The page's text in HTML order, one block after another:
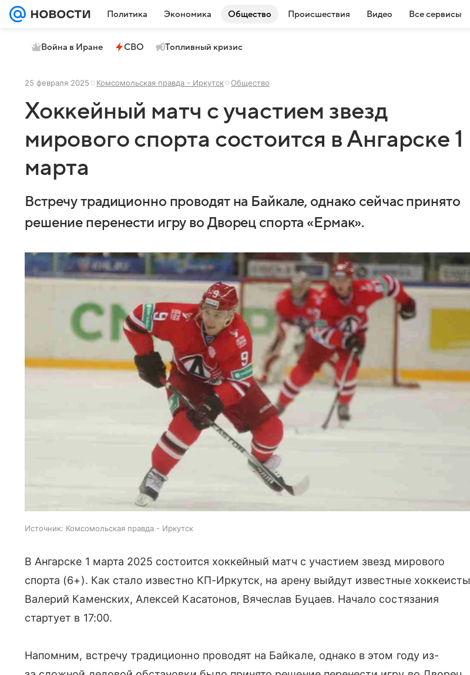
Политика Экономика Общество Происшествия Видео Все сервисы
Война в Иране СВО Топливный кризис
25 февраля 2025 Комсомольская правда - Иркутск Общество
Хоккейный матч с участием звезд
мирового спорта состоится в Ангарске 1
марта
Встречу традиционно проводят на Байкале, однако сейчас принято
решение перенести игру во Дворец спорта «Ермак».
Источник: Комсомольская правда - Иркутск
В Ангарске 1 марта 2025 состоится хоккейный матч с участием звезд мирового
спорта (6+). Как стало известно КП-Иркутск, на арену выйдут известные хоккеисты
Валерий Каменских, Алексей Касатонов, Вячеслав Буцаев. Начало состязания
стартует в 17:00.
Напомним, встречу традиционно проводят на Байкале, однако в этом году из-